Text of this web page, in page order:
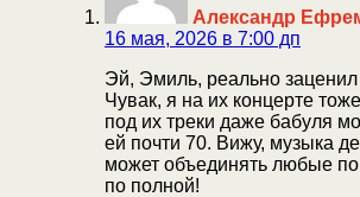
Александр
16 мая, 2026 в 7:00 дп
Эй, Эмиль, реально заценил
Чувак, я на их концерте
под их треки даже бабуля
ей почти 70. Вижу, музыка
может объединять любые
по полной!